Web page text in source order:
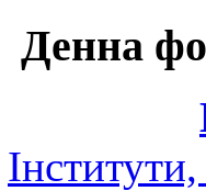
Денна